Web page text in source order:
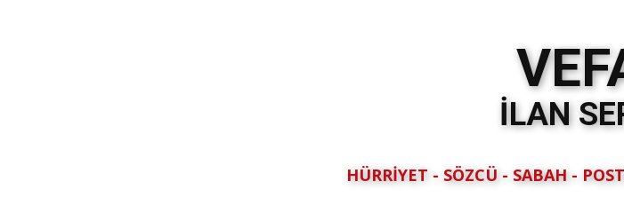
İLAN
HÜRRİYET - SÖZCÜ - SABAH -